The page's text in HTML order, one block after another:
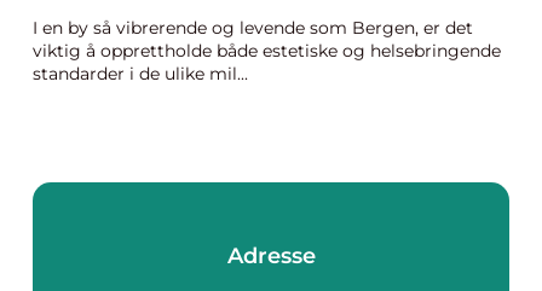
I en by så vibrerende og levende som Bergen, er det
viktig å opprettholde både estetiske og helsebringende
standarder i de ulike mil...
Adresse